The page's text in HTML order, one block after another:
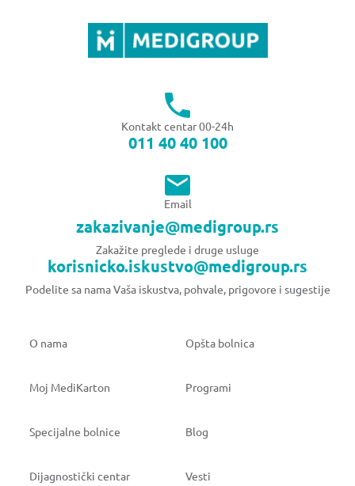
Kontakt centar 00-24h
011 40 40 100
Email
zakazivanje@medigroup.rs
Zakažite preglede i druge usluge
korisnicko.iskustvo@medigroup.rs
Podelite sa nama Vaša iskustva, pohvale, prigovore i sugestije
O nama Opšta bolnica
Moj MediKarton Programi
Specijalne bolnice Blog
Dijagnostički centar Vesti